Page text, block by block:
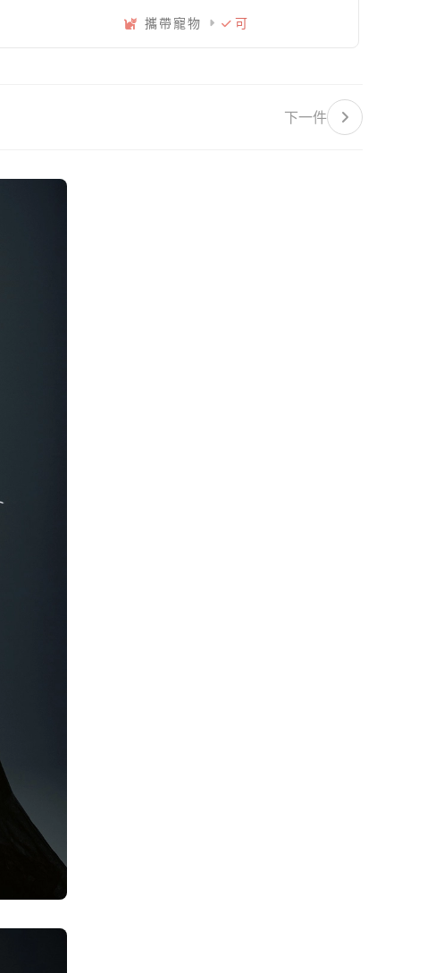
攜帶寵物 可
下一件